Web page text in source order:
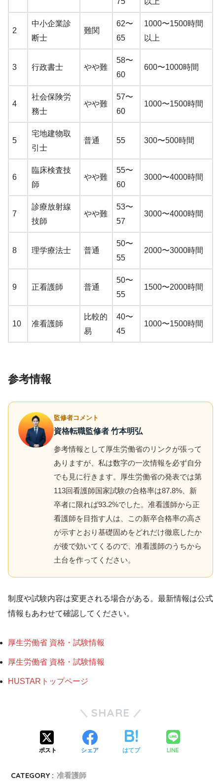
2
中小企業診
断士
難関
62〜
65
1000〜1500時間
以上
3 行政書士 やや難
58〜
60
600〜1000時間
4
社会保険労
務士
やや難
57〜
60
1000〜1500時間
5
宅地建物取
引士
普通 55 300〜500時間
6
臨床検査技
師
やや難
55〜
60
3000〜4000時間
7
診療放射線
技師
やや難
53〜
57
3000〜4000時間
8 理学療法士 普通
50〜
55
2000〜3000時間
9 正看護師 普通
50〜
55
1500〜2000時間
10 准看護師
比較的
易
40〜
45
1000〜1500時間
参考情報
監修者コメント
資格転職監修者 竹本明弘
参考情報として厚生労働省のリンクが張って
ありますが、私は数字の一次情報を必ず自分
でも見に行きます。厚生労働省の発表では第
113回看護師国家試験の合格率は87.8%、新
卒者に限れば93.2%でした。准看護師から正
看護師を目指す人は、この新卒合格率の高さ
が示すとおり基礎固めをどれだけ徹底したか
が後で効いてくるので、准看護師のうちから
土台を作ってください。
制度や試験内容は変更される場合がある。最新情報は公式
情報もあわせて確認してください。
厚生労働省 資格・試験情報
厚生労働省 資格・試験情報
HUSTARトップページ
SHARE
ポスト シェア はてブ LINE
CATEGORY : 准看護師